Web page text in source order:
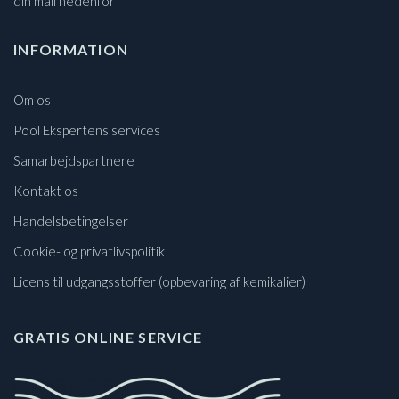
INFORMATION
Om os
Pool Ekspertens services
Samarbejdspartnere
Kontakt os
Handelsbetingelser
Cookie- og privatlivspolitik
Licens til udgangsstoffer (opbevaring af kemikalier)
GRATIS ONLINE SERVICE